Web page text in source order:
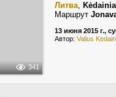
341
Литва,
Маршрут
13 июня 2015 г.,
Автор: Valius